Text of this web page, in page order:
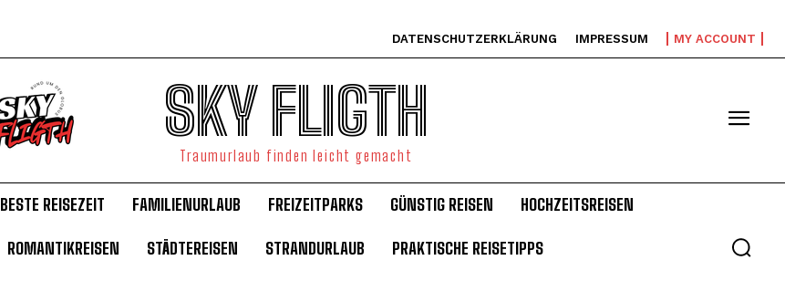
DATENSCHUTZERKLÄRUNG IMPRESSUM MY ACCOUNT
SKY FLIGTH
Traumurlaub finden leicht gemacht
BESTE REISEZEIT FAMILIENURLAUB FREIZEITPARKS GÜNSTIG REISEN HOCHZEITSREISEN
ROMANTIKREISEN STÄDTEREISEN STRANDURLAUB PRAKTISCHE REISETIPPS